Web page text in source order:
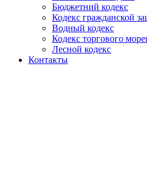
Бюджетний кодекс
Кодекс гражданской
Водный кодекс
Кодекс торгового
Лесной кодекс
Контакты